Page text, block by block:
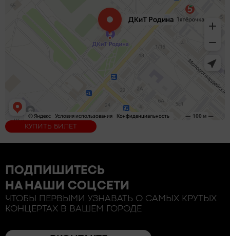
КУПИТЬ БИЛЕТ
ПОДПИШИТЕСЬ
НА НАШИ СОЦСЕТИ
ЧТОБЫ ПЕРВЫМИ УЗНАВАТЬ О САМЫХ КРУТЫХ
КОНЦЕРТАХ В ВАШЕМ ГОРОДЕ